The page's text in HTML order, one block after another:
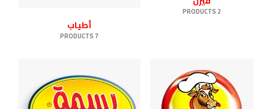
2 PRODUCTS
أطياب
7 PRODUCTS